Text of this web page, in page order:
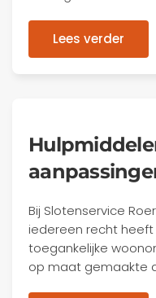
Lees verder
Bij Slotenservice
iedereen recht
toegankelijke
op maat gemaakte